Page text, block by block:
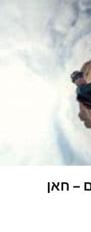
– חאן